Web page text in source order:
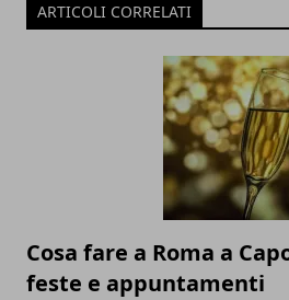
ARTICOLI CORRELATI
Cosa fare a Roma a
feste e appuntamenti